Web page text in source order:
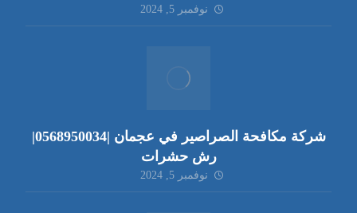
نوفمبر 5, 2024
شركة مكافحة الصراصير في عجمان |0568950034|
رش حشرات
نوفمبر 5, 2024